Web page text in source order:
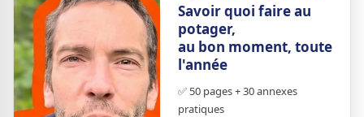
Savoir quoi faire au
potager,
au bon moment, toute
l'année
✅ 50 pages + 30 annexes
pratiques